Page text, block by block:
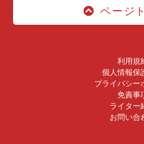
ページ
利用規
個人情報保
プライバシー
免責事
ライター
お問い合